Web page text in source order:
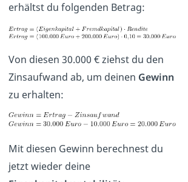
erhältst du folgenden Betrag:
Von diesen 30.000 € ziehst du den
Zinsaufwand ab, um deinen Gewinn
zu erhalten:
Mit diesen Gewinn berechnest du
jetzt wieder deine